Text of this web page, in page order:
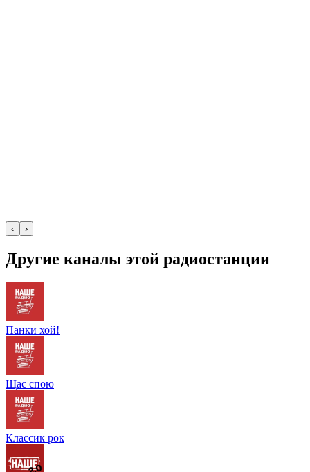
‹ ›
Другие каналы этой радиостанции
Панки хой!
Щас спою
Классик рок